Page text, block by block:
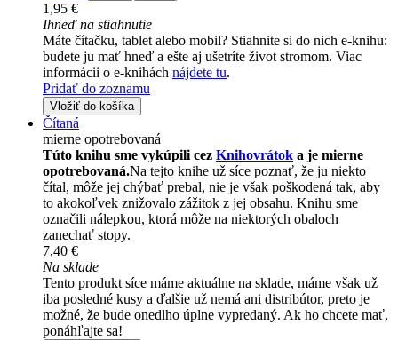
1,95 €
Ihneď na stiahnutie
Máte čítačku, tablet alebo mobil? Stiahnite si do nich e-knihu:
budete ju mať hneď a ešte aj ušetríte život stromom. Viac
informácii o e-knihách nájdete tu.
Pridať do zoznamu
Vložiť do košíka
Čítaná
mierne opotrebovaná
Túto knihu sme vykúpili cez Knihovrátok a je mierne
opotrebovaná.Na tejto knihe už síce poznať, že ju niekto
čítal, môže jej chýbať prebal, nie je však poškodená tak, aby
to akokoľvek znižovalo zážitok z jej obsahu. Knihu sme
označili nálepkou, ktorá môže na niektorých obaloch
zanechať stopy.
7,40 €
Na sklade
Tento produkt síce máme aktuálne na sklade, máme však už
iba posledné kusy a ďalšie už nemá ani distribútor, preto je
možné, že bude onedlho úplne vypredaný. Ak ho chcete mať,
ponáhľajte sa!